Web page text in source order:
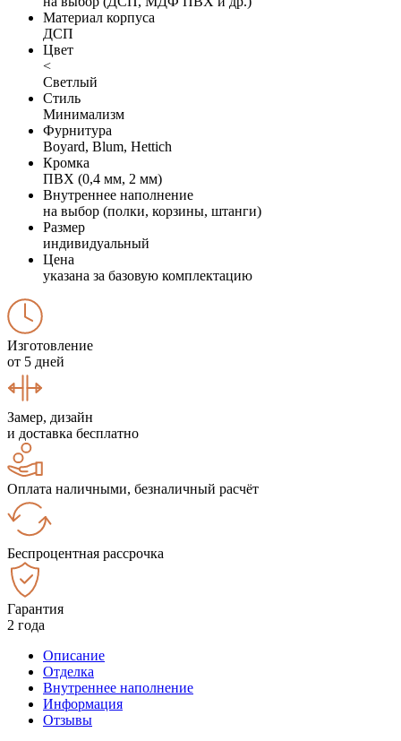
Материал корпуса
ДСП
Цвет
<
Светлый
Стиль
Минимализм
Фурнитура
Boyard, Blum, Hettich
Кромка
ПВХ (0,4 мм, 2 мм)
Внутреннее наполнение
на выбор (полки, корзины, штанги)
Размер
индивидуальный
Цена
указана за базовую комплектацию
Изготовление
от 5 дней
Замер, дизайн
и доставка бесплатно
Оплата наличными, безналичный расчёт
Беспроцентная рассрочка
Гарантия
2 года
Описание
Отделка
Внутреннее наполнение
Информация
Отзывы